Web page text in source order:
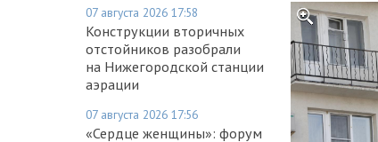
07 августа 2026 17:58
Конструкции вторичных
отстойников разобрали
на Нижегородской станции
аэрации
07 августа 2026 17:56
«Сердце женщины»: форум